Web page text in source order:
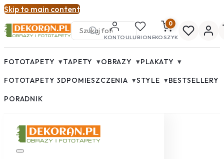
Skip to main content
KONTOULUBIONE
0
KOSZYK
FOTOTAPETY ▾TAPETY ▾OBRAZY ▾PLAKATY ▾
FOTOTAPETY 3DPOMIESZCZENIA ▾STYLE ▾BESTSELLERY
PORADNIK